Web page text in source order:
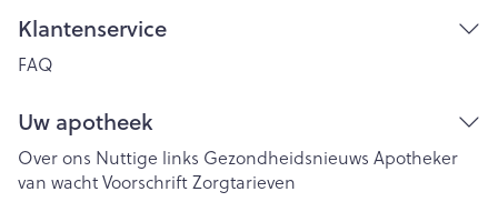
Klantenservice
FAQ
Uw apotheek
Over ons Nuttige links Gezondheidsnieuws Apotheker
van wachtVoorschriftZorgtarieven